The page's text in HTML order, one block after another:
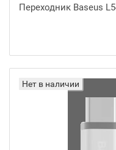
Переходник Baseus
Нет в наличии